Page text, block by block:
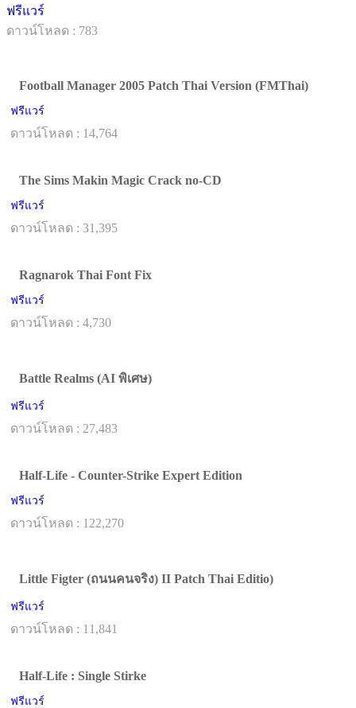
ฟรีแวร์
ดาวน์โหลด : 783
Football Manager 2005 Patch Thai Version (FMThai)
ฟรีแวร์
ดาวน์โหลด : 14,764
The Sims Makin Magic Crack no-CD
ฟรีแวร์
ดาวน์โหลด : 31,395
Ragnarok Thai Font Fix
ฟรีแวร์
ดาวน์โหลด : 4,730
Battle Realms (AI พิเศษ)
ฟรีแวร์
ดาวน์โหลด : 27,483
Half-Life - Counter-Strike Expert Edition
ฟรีแวร์
ดาวน์โหลด : 122,270
Little Figter (ถนนคนจริง) II Patch Thai Editio)
ฟรีแวร์
ดาวน์โหลด : 11,841
Half-Life : Single Stirke
ฟรีแวร์